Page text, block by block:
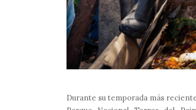
Durante su temporada más